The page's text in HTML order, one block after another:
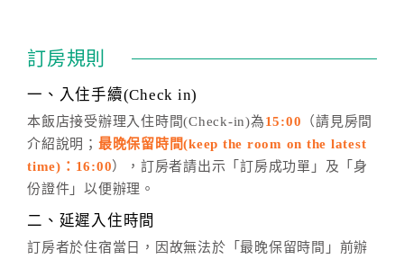
話方式異動訂單。
※非客服時間之申辦異動，皆為次日計算及辦理。
五、客服時間
週一至週日，上午9:00～晚上6:00
六、聯絡方式
(07)9682715 。
訂房規則
一、入住手續(Check in)
本飯店接受辦理入住時間(Check-in)為15:00 （請見房間
介紹說明； 最晚保留時間(keep the room on the latest
time)：16:00），訂房者請出示「訂房成功單」及「身
份證件」以便辦理。
二、延遲入住時間
訂房者於住宿當日，因故無法於「最晚保留時間」前辦